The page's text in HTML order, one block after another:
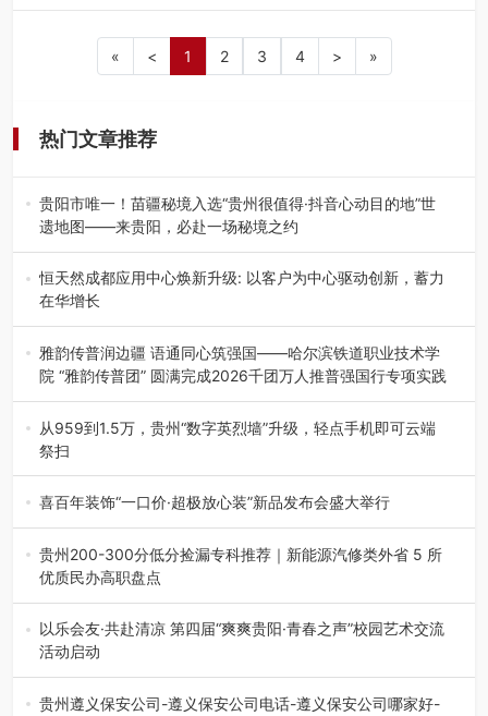
« < 1 2 3 4 > »
热门文章推荐
贵阳市唯一！苗疆秘境入选“贵州很值得·抖音心动目的地”世
遗地图——来贵阳，必赴一场秘境之约
2026年7月21日，2026年“贵州很值得”暨抖音“心动目的
地”（贵州站）主题…
恒天然成都应用中心焕新升级: 以客户为中心驱动创新，蓄力
在华增长
融合全球研发实力与本土洞察，深化客户共创，赋能西南市
场创新发展 （7月27日，成…
雅韵传普润边疆 语通同心筑强国——哈尔滨铁道职业技术学
院 “雅韵传普团” 圆满完成2026千团万人推普强国行专项实践
为扎实推进2026“千团万人推普强国行”大学生暑期社会实
践，牢牢紧扣 “雅韵传普…
从959到1.5万，贵州“数字英烈墙”升级，轻点手机即可云端
祭扫
八一建军节到来之际，由贵州省退役军人事务厅指导，贵阳
市退役军人事务局联合贵州广电…
喜百年装饰“一口价·超极放心装”新品发布会盛大举行
2026年7月31日，喜百年装饰“一口价·超极放心装”新品发布
会在贵阳隆重举行。…
贵州200-300分低分捡漏专科推荐｜新能源汽修类外省 5 所
优质民办高职盘点
在贵州省高考志愿填报体系中，200至300分数段考生可选择
的省内工科、新能源汽车…
以乐会友·共赴清凉 第四届“爽爽贵阳·青春之声”校园艺术交流
活动启动
七月的贵阳，清风送爽，第四届“爽爽贵阳·青春之声”校园管
弦乐（合唱）艺术交流活动…
贵州遵义保安公司-遵义保安公司电话-遵义保安公司哪家好-